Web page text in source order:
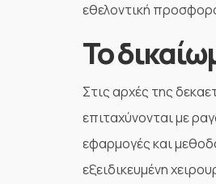
εθελοντική
Το
Στις αρχές της
επιταχύνονται με
εφαρμογές και
εξειδικευμένη